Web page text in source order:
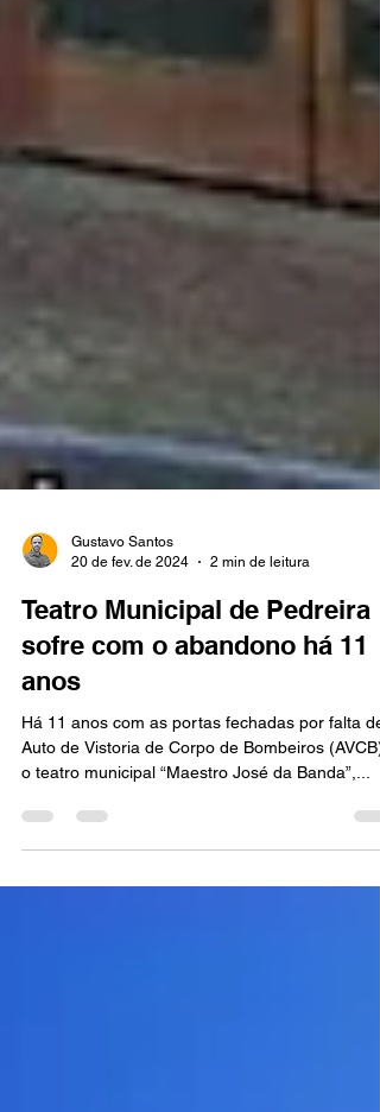
20 de fev. de 2024
2 min de leitura
Teatro Municipal de Pedreira
sofre com o abandono há 11
anos
Há 11 anos com as portas fechadas por falta de
o teatro municipal “Maestro José da Banda”,...